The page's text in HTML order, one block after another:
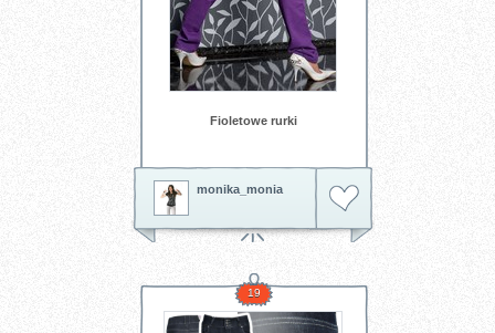
Fioletowe rurki
monika_monia
19